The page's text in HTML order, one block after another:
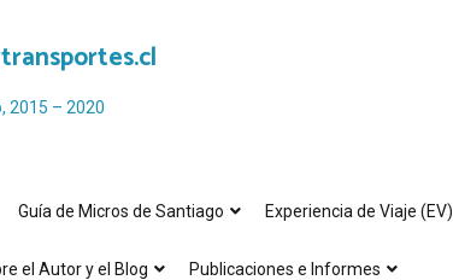
2015 – 2020
Guía de Micros de Santiago Experiencia de Viaje (EV)
el Autor y el Blog Publicaciones e Informes